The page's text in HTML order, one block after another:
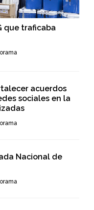
que traficaba
acuerdos
sociales en la
Nacional de